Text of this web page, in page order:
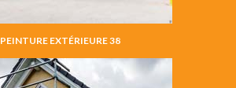
PEINTURE EXTÉRIEURE 38